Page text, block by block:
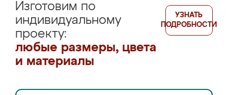
Изготовим по
индивидуальному
проекту:
любые размеры, цвета
и материалы
УЗНАТЬ
ПОДРОБНОСТИ